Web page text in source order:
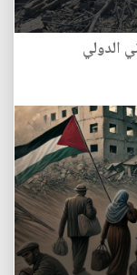
الدولي